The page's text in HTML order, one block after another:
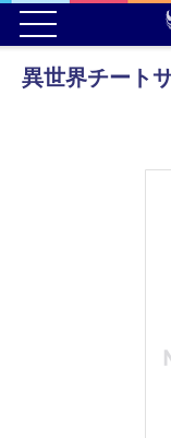
異世界チート